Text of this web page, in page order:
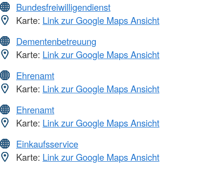
Bundesfreiwilligendienst
Karte: Link zur Google Maps Ansicht
Dementenbetreuung
Karte: Link zur Google Maps Ansicht
Ehrenamt
Karte: Link zur Google Maps Ansicht
Ehrenamt
Karte: Link zur Google Maps Ansicht
Einkaufsservice
Karte: Link zur Google Maps Ansicht